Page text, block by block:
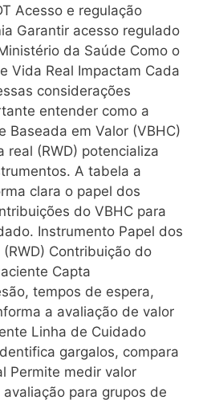
Acesso e regulação
Garantir acesso regulado
da Saúde Como o
Vida Real Impactam Cada
considerações
entender como a
Baseada em Valor (VBHC)
(RWD) potencializa
A tabela a
clara o papel dos
do VBHC para
Instrumento Papel dos
Contribuição do
Capta
tempos de espera,
a avaliação de valor
Linha de Cuidado
gargalos, compara
Permite medir valor
para grupos de